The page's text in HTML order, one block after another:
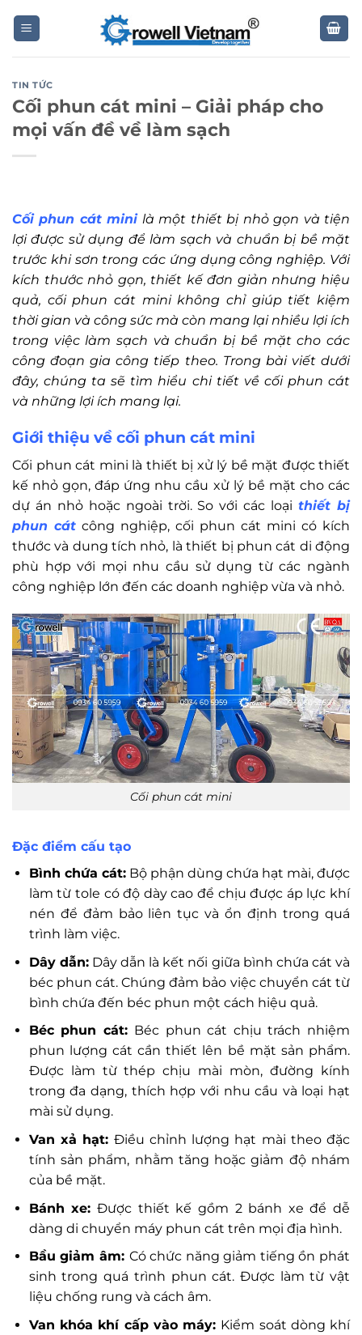
TIN TỨC
Cối phun cát mini – Giải pháp cho
mọi vấn đề về làm sạch
Cối phun cát minilà một thiết bị nhỏ gọn và tiện
lợi được sử dụng để làm sạch và chuẩn bị bề mặt
trước khi sơn trong các ứng dụng công nghiệp. Với
kích thước nhỏ gọn, thiết kế đơn giản nhưng hiệu
quả, cối phun cát mini không chỉ giúp tiết kiệm
thời gian và công sức mà còn mang lại nhiều lợi ích
trong việc làm sạch và chuẩn bị bề mặt cho các
công đoạn gia công tiếp theo. Trong bài viết dưới
đây, chúng ta sẽ tìm hiểu chi tiết về cối phun cát
và những lợi ích mang lại.
Giới thiệu về cối phun cát mini
Cối phun cát mini là thiết bị xử lý bề mặt được thiết
kế nhỏ gọn, đáp ứng nhu cầu xử lý bề mặt cho các
dự án nhỏ hoặc ngoài trời. So với các loạithiết bị
phun cát công nghiệp, cối phun cát mini có kích
thước và dung tích nhỏ, là thiết bị phun cát di động
phù hợp với mọi nhu cầu sử dụng từ các ngành
công nghiệp lớn đến các doanh nghiệp vừa và nhỏ.
Cối phun cát mini
Đặc điểm cấu tạo
Bình chứa cát:Bộ phận dùng chứa hạt mài, được
làm từ tole có độ dày cao để chịu được áp lực khí
nén để đảm bảo liên tục và ổn định trong quá
trình làm việc.
Dây dẫn:Dây dẫn là kết nối giữa bình chứa cát và
béc phun cát. Chúng đảm bảo việc chuyển cát từ
bình chứa đến béc phun một cách hiệu quả.
Béc phun cát: Béc phun cát chịu trách nhiệm
phun lượng cát cần thiết lên bề mặt sản phẩm.
Được làm từ thép chịu mài mòn, đường kính
trong đa dạng, thích hợp với nhu cầu và loại hạt
mài sử dụng.
Van xả hạt: Điều chỉnh lượng hạt mài theo đặc
tính sản phẩm, nhằm tăng hoặc giảm độ nhám
của bề mặt.
Bánh xe: Được thiết kế gồm 2 bánh xe để dễ
dàng di chuyển máy phun cát trên mọi địa hình.
Bầu giảm âm: Có chức năng giảm tiếng ồn phát
sinh trong quá trình phun cát. Được làm từ vật
liệu chống rung và cách âm.
Van khóa khí cấp vào máy: Kiểm soát dòng khí